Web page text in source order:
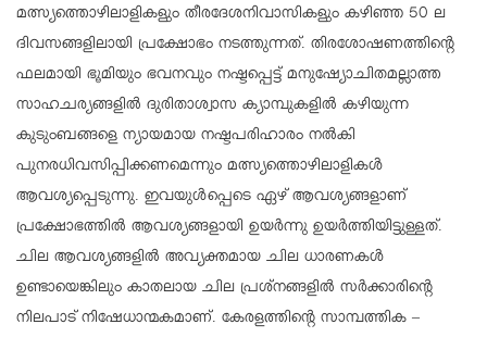
മത്സ്യത്തൊഴിലാളികളും തീരദേശനിവാസികളും കഴിഞ്ഞ 50 ല
ദിവസങ്ങളിലായി പ്രക്ഷോഭം നടത്തുന്നത്. തിരശോഷണത്തിന്റെ
ഫലമായി ഭൂമിയും ഭവനവും നഷ്ടപ്പെട്ട് മനുഷ്യോചിതമല്ലാത്ത
സാഹചര്യങ്ങളിൽ ദുരിതാശ്വാസ ക്യാമ്പുകളിൽ കഴിയുന്ന
കുടുംബങ്ങളെ ന്യായമായ നഷ്ടപരിഹാരം നൽകി
പുനരധിവസിപ്പിക്കണമെന്നും മത്സ്യത്തൊഴിലാളികൾ
ആവശ്യപ്പെടുന്നു. ഇവയുൾപ്പെടെ ഏഴ് ആവശ്യങ്ങളാണ്
പ്രക്ഷോഭത്തിൽ ആവശ്യങ്ങളായി ഉയർന്നു ഉയർത്തിയിട്ടുള്ളത്.
ചില ആവശ്യങ്ങളിൽ അവ്യക്തമായ ചില ധാരണകൾ
ഉണ്ടായെങ്കിലും കാതലായ ചില പ്രശ്നങ്ങളിൽ സർക്കാരിന്റെ
നിലപാട് നിഷേധാന്മകമാണ്. കേരളത്തിന്റെ സാമ്പത്തിക –